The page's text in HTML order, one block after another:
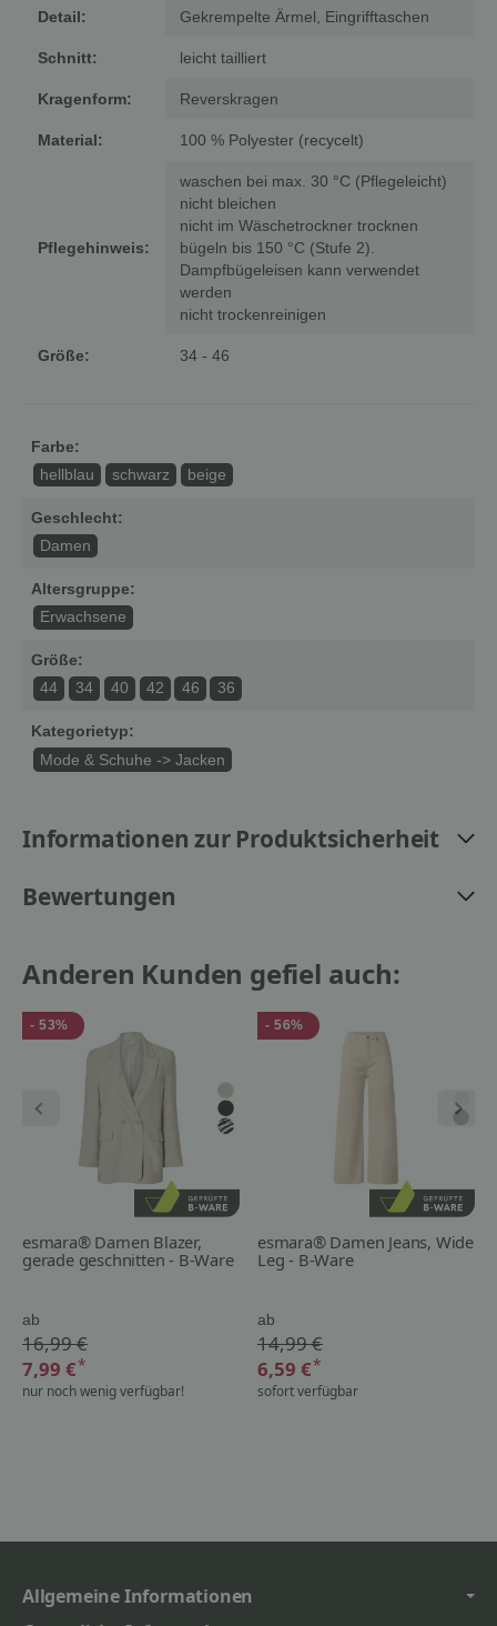
Detail: Gekrempelte Ärmel, Eingrifftaschen
Schnitt: leicht tailliert
Kragenform: Reverskragen
Material: 100 % Polyester (recycelt)
Pflegehinweis:
waschen bei max. 30 °C (Pflegeleicht)
nicht bleichen
nicht im Wäschetrockner trocknen
bügeln bis 150 °C (Stufe 2).
Dampfbügeleisen kann verwendet
werden
nicht trockenreinigen
Größe: 34 - 46
Farbe:
hellblau schwarz beige
Geschlecht:
Damen
Altersgruppe:
Erwachsene
Größe:
44 34 40 42 46 36
Kategorietyp:
Mode & Schuhe -> Jacken
Informationen zur Produktsicherheit
Bewertungen
Anderen Kunden gefiel auch:
- 53%
esmara® Damen Blazer,
gerade geschnitten - B-Ware
ab
16,99 €
7,99 €*
nur noch wenig verfügbar!
- 56%
esmara® Damen Jeans, Wide
Leg - B-Ware
ab
14,99 €
6,59 €*
sofort verfügbar
Allgemeine Informationen